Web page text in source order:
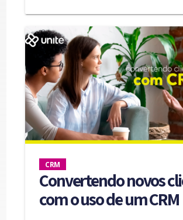
CRM
Convertendo novos
com o uso de um CRM